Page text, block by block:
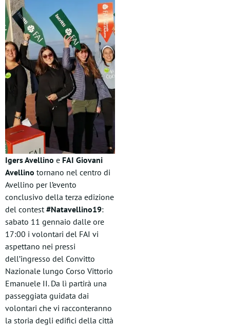
Igers Avellino e FAI Giovani
Avellino tornano nel centro di
Avellino per l’evento
conclusivo della terza edizione
del contest#Natavellino19:
sabato 11 gennaio dalle ore
17:00 i volontari del FAI vi
aspettano nei pressi
dell’ingresso del Convitto
Nazionale lungo Corso Vittorio
Emanuele II. Da lì partirà una
passeggiata guidata dai
volontari che vi racconteranno
la storia degli edifici della città